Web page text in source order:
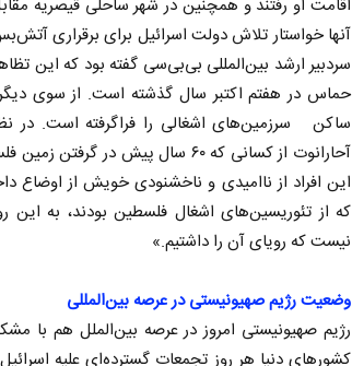
اقامت او رفتند و همچنین در شهر ساحلی قیصریه
آنها خواستار تلاش دولت اسرائیل برای برقراری
سردبیر ارشد بین‌المللی بی‌بی‌سی گفته بود که این
حماس در هفتم اکتبر سال گذشته است. از سوی
ساکن سرزمین‌های اشغالی را فراگرفته است. در
آحارانوت از کسانی که ۶۰ سال پیش در
این افراد از ناامیدی و ناخشنودی خویش از اوضاع
که از تئوریسین‌های اشغال فلسطین بودند، به این
نیست که رویای آن را داشتیم.»
وضعیت رژیم صهیونیستی در عرصه بین‌المللی
رژیم صهیونیستی امروز در عرصه بین‌الملل هم با
کشورهای دنیا هر روز تجمعات گسترده‌ای علیه
صفحات نخست روزنامه ها‌ی‌سه‌شنبه ۶ مردادماه